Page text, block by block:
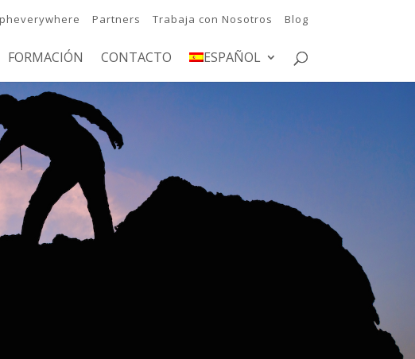
Partners Trabaja con Nosotros Blog
FORMACIÓN CONTACTO ESPAÑOL